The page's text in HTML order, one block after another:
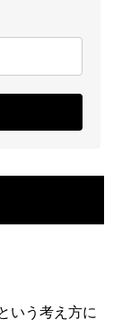
いう考え方に